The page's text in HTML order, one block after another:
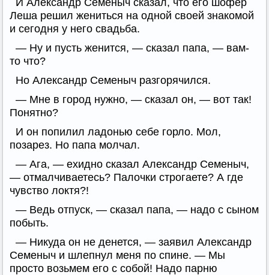
И Александр Семеныч сказал, что его шофер
Леша решил жениться на одной своей знакомой
и сегодня у него свадьба.
— Ну и пусть женится, — сказал папа, — вам-
то что?
Но Александр Семеныч разгорячился.
— Мне в город нужно, — сказал он, — вот так!
Понятно?
И он попилил ладонью себе горло. Мол,
позарез. Но папа молчал.
— Ага, — ехидно сказал Александр Семеныч,
— отмалчиваетесь? Палочки строгаете? А где
чувство локтя?!
— Ведь отпуск, — сказал папа, — надо с сыном
побыть.
— Никуда он не денется, — заявил Александр
Семеныч и шлепнул меня по спине. — Мы
просто возьмем его с собой! Надо парню